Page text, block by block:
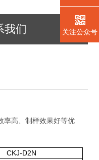
我们
率高、制样效果好等优
CKJ-D2N
关注公众号